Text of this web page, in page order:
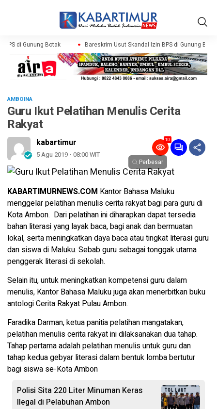
di Gunung Botak Bareskrim Usut Skandal Izin BPS di Gunung Botak
AMBOINA
Guru Ikut Pelatihan Menulis Cerita
Rakyat
kabartimur
5 Agu 2019 - 08:00 WIT
10
Perbesar
KABARTIMURNEWS.COM Kantor Bahasa Maluku
menggelar pelatihan menulis cerita rakyat bagi para guru di
Kota Ambon. Dari pelatihan ini diharapkan dapat tersedia
bahan literasi yang layak baca, bagi anak dan bermuatan
lokal, serta meningkatkan daya baca atau tingkat literasi guru
dan siswa di Maluku. Sebab guru sebagai tonggak utama
penggerak literasi di sekolah.
Selain itu, untuk meningkatkan kompetensi guru dalam
menulis, Kantor Bahasa Maluku juga akan menerbitkan buku
antologi Cerita Rakyat Pulau Ambon.
Faradika Darman, ketua panitia pelatihan mangatakan,
pelatihan menulis cerita rakyat ini dilaksanakan dua tahap.
Tahap pertama adalah pelatihan menulis untuk guru dan
tahap kedua gebyar literasi dalam bentuk lomba bertutur
bagi siswa se-Kota Ambon
Polisi Sita 220 Liter Minuman Keras
Ilegal di Pelabuhan Ambon